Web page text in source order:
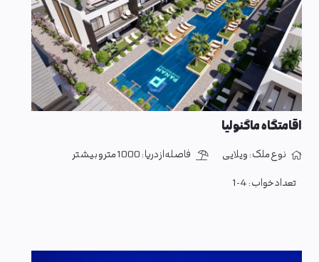
اقامتگاه ماگنولیا
نوع ملک :ویلایی فاصله از دریا :1000 متر و بیشتر
تعداد خواب :1-4